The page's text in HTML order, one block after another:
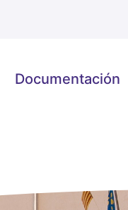
Documentación